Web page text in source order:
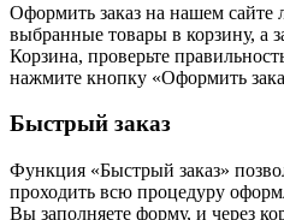
Оформить заказ на нашем сайте
выбранные товары в корзину, а
Корзина, проверьте
нажмите кнопку «Оформить
Быстрый заказ
Функция «Быстрый заказ»
проходить всю процедуру
Вы заполняете форму, и через